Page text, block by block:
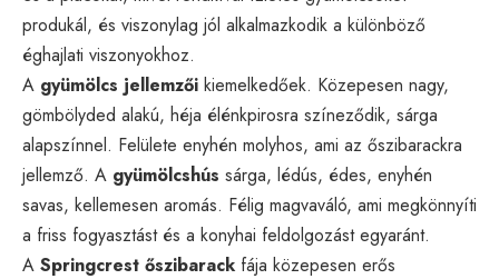
produkál, és viszonylag jól alkalmazkodik a különböző
éghajlati viszonyokhoz.
A gyümölcs jellemzői kiemelkedőek. Közepesen nagy,
gömbölyded alakú, héja élénkpirosra színeződik, sárga
alapszínnel. Felülete enyhén molyhos, ami az őszibarackra
jellemző. A gyümölcshús sárga, lédús, édes, enyhén
savas, kellemesen aromás. Félig magvaváló, ami megkönnyíti
a friss fogyasztást és a konyhai feldolgozást egyaránt.
A Springcrest őszibarack fája közepesen erős